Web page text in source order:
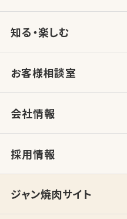
知る・楽しむ
お客様相談室
会社情報
採用情報
ジャン焼肉サイト